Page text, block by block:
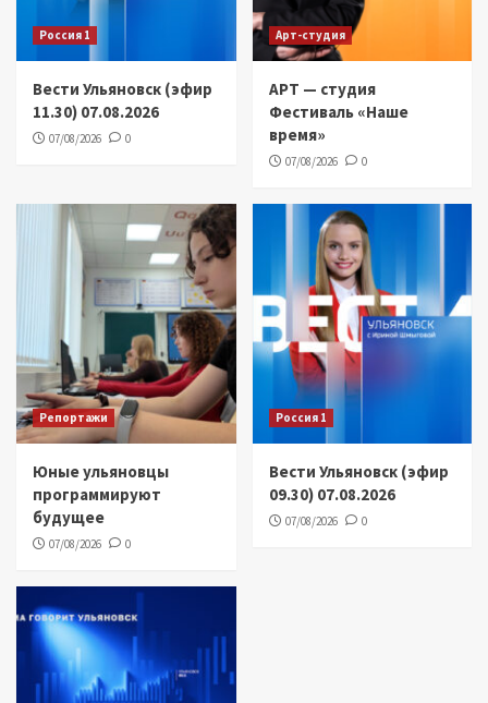
Россия 1
Вести Ульяновск (эфир
11.30) 07.08.2026
07/08/2026 0
Арт-студия
АРТ — студия
Фестиваль «Наше
время»
07/08/2026 0
Репортажи
Юные ульяновцы
программируют
будущее
07/08/2026 0
Россия 1
Вести Ульяновск (эфир
09.30) 07.08.2026
07/08/2026 0